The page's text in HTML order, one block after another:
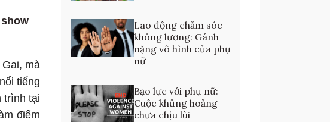
mà
tiếng
trình tại
điểm
Lao động chăm sóc
không lương: Gánh
nặng vô hình của phụ
nữ
Bạo lực với phụ nữ:
Cuộc khủng hoảng
chưa chịu lùi